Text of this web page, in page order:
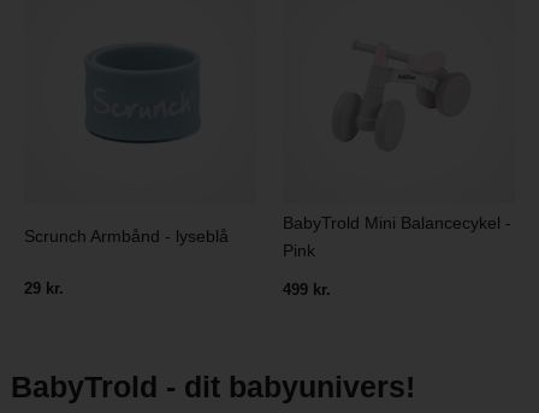
Scrunch Armbånd - lyseblå
29 kr.
BabyTrold Mini Balancecykel -
Pink
499 kr.
BabyTrold - dit babyunivers!